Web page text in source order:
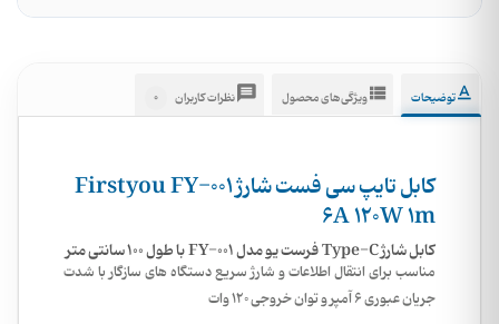
توضیحات ویژگی‌های محصول نظرات کاربران 0
کابل تایپ سی فست شارژ Firstyou FY-001
6A 120W 1m
کابل شارژ Type-C فرست یو مدل FY-001 با طول 100 سانتی متر
مناسب برای انتقال اطلاعات و شارژ سریع دستگاه های سازگار با شدت
جریان عبوری 6 آمپر و توان خروجی 120 وات